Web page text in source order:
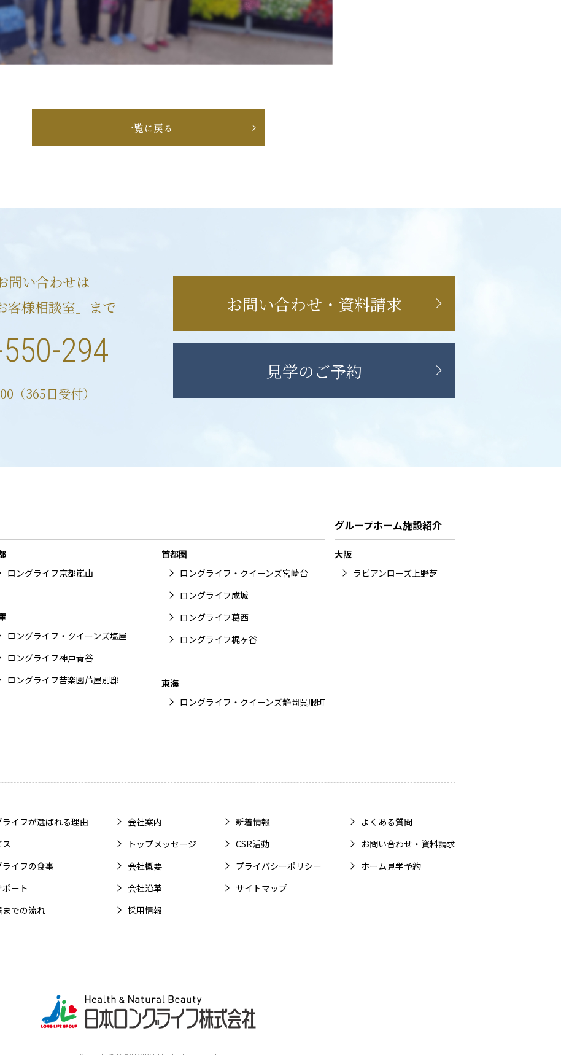
一覧に戻る
問い合わせは
客様相談室」まで
294
（365日受付）
お問い合わせ・資料請求
見学のご予約
ロングライフ京都嵐山
ロングライフ・クイーンズ塩屋
ロングライフ神戸青谷
ロングライフ苦楽園芦屋別邸
首都圏
ロングライフ・クイーンズ宮崎台
ロングライフ成城
ロングライフ葛西
ロングライフ梶ヶ谷
東海
ロングライフ・クイーンズ静岡呉服町
グループホーム施設紹介
大阪
ラビアンローズ上野芝
ライフが選ばれる理由
ライフの食事
ート
までの流れ
会社案内
トップメッセージ
会社概要
会社沿革
採用情報
新着情報
CSR活動
プライバシーポリシー
サイトマップ
よくある質問
お問い合わせ・資料請求
ホーム見学予約